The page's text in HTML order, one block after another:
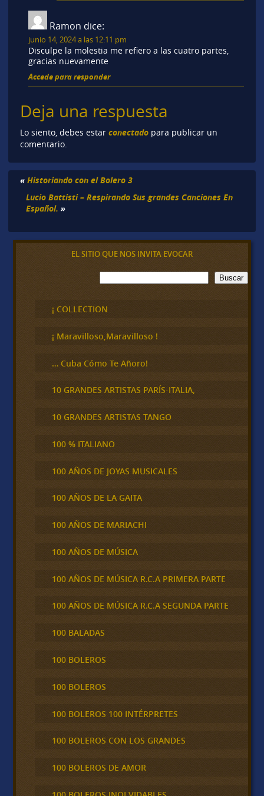
Ramon dice:
junio 14, 2024 a las 12:11 pm
Disculpe la molestia me refiero a las cuatro partes,
gracias nuevamente
Accede para responder
Deja una respuesta
Lo siento, debes estar conectadopara publicar un
comentario.
« Historiando con el Bolero 3
Lucio Battisti – Respirando Sus grandes Canciones En
Español. »
EL SITIO QUE NOS INVITA EVOCAR
B
u
c
a
Buscar
¡ COLLECTION
¡ Maravilloso,Maravilloso !
… Cuba Cómo Te Añoro!
10 GRANDES ARTISTAS PARÍS-ITALIA,
10 GRANDES ARTISTAS TANGO
100 % ITALIANO
100 AÑOS DE JOYAS MUSICALES
100 AÑOS DE LA GAITA
100 AÑOS DE MARIACHI
100 AÑOS DE MÚSICA
100 AÑOS DE MÚSICA R.C.A PRIMERA PARTE
100 AÑOS DE MÚSICA R.C.A SEGUNDA PARTE
100 BALADAS
100 BOLEROS
100 BOLEROS
100 BOLEROS 100 INTÉRPRETES
100 BOLEROS CON LOS GRANDES
100 BOLEROS DE AMOR